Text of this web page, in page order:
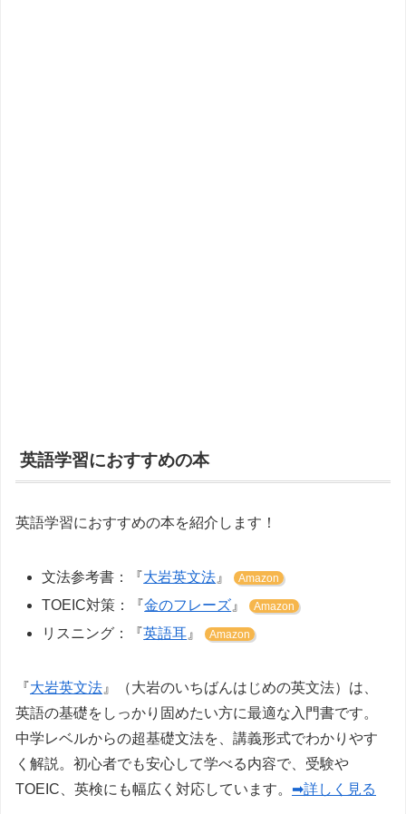
英語学習におすすめの本
英語学習におすすめの本を紹介します！
文法参考書：『大岩英文法 』 Amazon
TOEIC対策：『金のフレーズ 』 Amazon
リスニング：『英語耳 』 Amazon
『大岩英文法 』（大岩のいちばんはじめの英文法）は、
英語の基礎をしっかり固めたい方に最適な入門書です。
中学レベルからの超基礎文法を、講義形式でわかりやす
く解説。初心者でも安心して学べる内容で、受験や
TOEIC、英検にも幅広く対応しています。 ➡詳しく見る